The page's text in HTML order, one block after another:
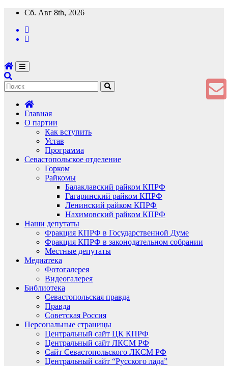
Перейти
содержимому
Сб. Авг 8th, 2026
Главная
О партии
Как вступить
Устав
Программа
Севастопольское отделение
Горком
Райкомы
Балаклавский райком КПРФ
Гагаринский райком КПРФ
Ленинский райком КПРФ
Нахимовский райком КПРФ
Наши депутаты
Фракция КПРФ в Государственной Думе
Фракция КПРФ в законодательном собрании
Местные депутаты
Медиатека
Фотогалерея
Видеогалерея
Библиотека
Севастопольская правда
Правда
Советская Россия
Персональные страницы
Центральный сайт ЦК КПРФ
Центральный сайт ЛКСМ РФ
Сайт Севастопольского ЛКСМ РФ
Центральный сайт “Русского лада”